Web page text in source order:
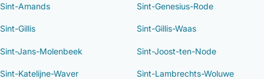
Sint-Amands Sint-Genesius-Rode
Sint-Gillis Sint-Gillis-Waas
Sint-Jans-Molenbeek Sint-Joost-ten-Node
Sint-Katelijne-Waver Sint-Lambrechts-Woluwe